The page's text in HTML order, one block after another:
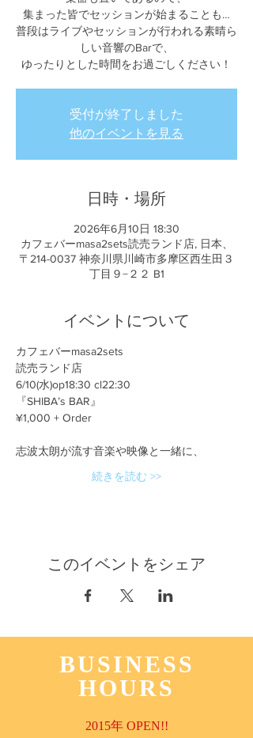
集まった皆でセッションが始まることも…
普段はライブやセッションが行われる素晴ら
しい音響のBarで、
ゆったりとした時間をお過ごしください！
受付が終了しました
他のイベントを見る
日時・場所
2026年6月10日 18:30
カフェバーmasa2sets読売ランド店, 日本、
〒214-0037 神奈川県川崎市多摩区西生田３
丁目９−２２ B1
イベントについて
カフェバーmasa2sets
読売ランド店
6/10(水)op18:30 cl22:30
『SHIBA’s BAR』
¥1,000 + Order
志波太朗が流す音楽や映像と一緒に、
続きを読む >>
このイベントをシェア
BUSINESS
HOURS
2015年 OPEN!!